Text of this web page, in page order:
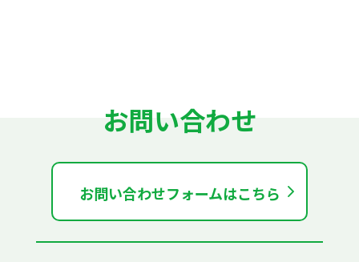
お問い合わせ
お問い合わせフォームはこちら